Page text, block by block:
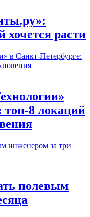
хочется расти
топ-8 локаций
полевым